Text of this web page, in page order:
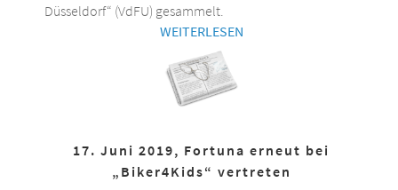
Düsseldorf“ (VdFU) gesammelt.
WEITERLESEN
17. Juni 2019, Fortuna erneut bei
„Biker4Kids“ vertreten